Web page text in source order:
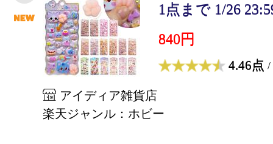
1点まで 1/26
840円
4.46点 /
アイディア雑貨店
楽天ジャンル：ホビー